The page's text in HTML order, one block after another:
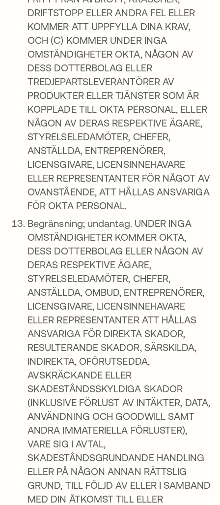
DRIFTSTOPP ELLER ANDRA FEL ELLER
KOMMER ATT UPPFYLLA DINA KRAV,
OCH (C) KOMMER UNDER INGA
OMSTÄNDIGHETER OKTA, NÅGON AV
DESS DOTTERBOLAG ELLER
TREDJEPARTSLEVERANTÖRER AV
PRODUKTER ELLER TJÄNSTER SOM ÄR
KOPPLADE TILL OKTA PERSONAL, ELLER
NÅGON AV DERAS RESPEKTIVE ÄGARE,
STYRELSELEDAMÖTER, CHEFER,
ANSTÄLLDA, ENTREPRENÖRER,
LICENSGIVARE, LICENSINNEHAVARE
ELLER REPRESENTANTER FÖR NÅGOT AV
OVANSTÅENDE, ATT HÅLLAS ANSVARIGA
FÖR OKTA PERSONAL.
Begränsning; undantag. UNDER INGA
OMSTÄNDIGHETER KOMMER OKTA,
DESS DOTTERBOLAG ELLER NÅGON AV
DERAS RESPEKTIVE ÄGARE,
STYRELSELEDAMÖTER, CHEFER,
ANSTÄLLDA, OMBUD, ENTREPRENÖRER,
LICENSGIVARE, LICENSINNEHAVARE
ELLER REPRESENTANTER ATT HÅLLAS
ANSVARIGA FÖR DIREKTA SKADOR,
RESULTERANDE SKADOR, SÄRSKILDA,
INDIREKTA, OFÖRUTSEDDA,
AVSKRÄCKANDE ELLER
SKADESTÅNDSSKYLDIGA SKADOR
(INKLUSIVE FÖRLUST AV INTÄKTER, DATA,
ANVÄNDNING OCH GOODWILL SAMT
ANDRA IMMATERIELLA FÖRLUSTER),
VARE SIG I AVTAL,
SKADESTÅNDSGRUNDANDE HANDLING
ELLER PÅ NÅGON ANNAN RÄTTSLIG
GRUND, TILL FÖLJD AV ELLER I SAMBAND
MED DIN ÅTKOMST TILL ELLER